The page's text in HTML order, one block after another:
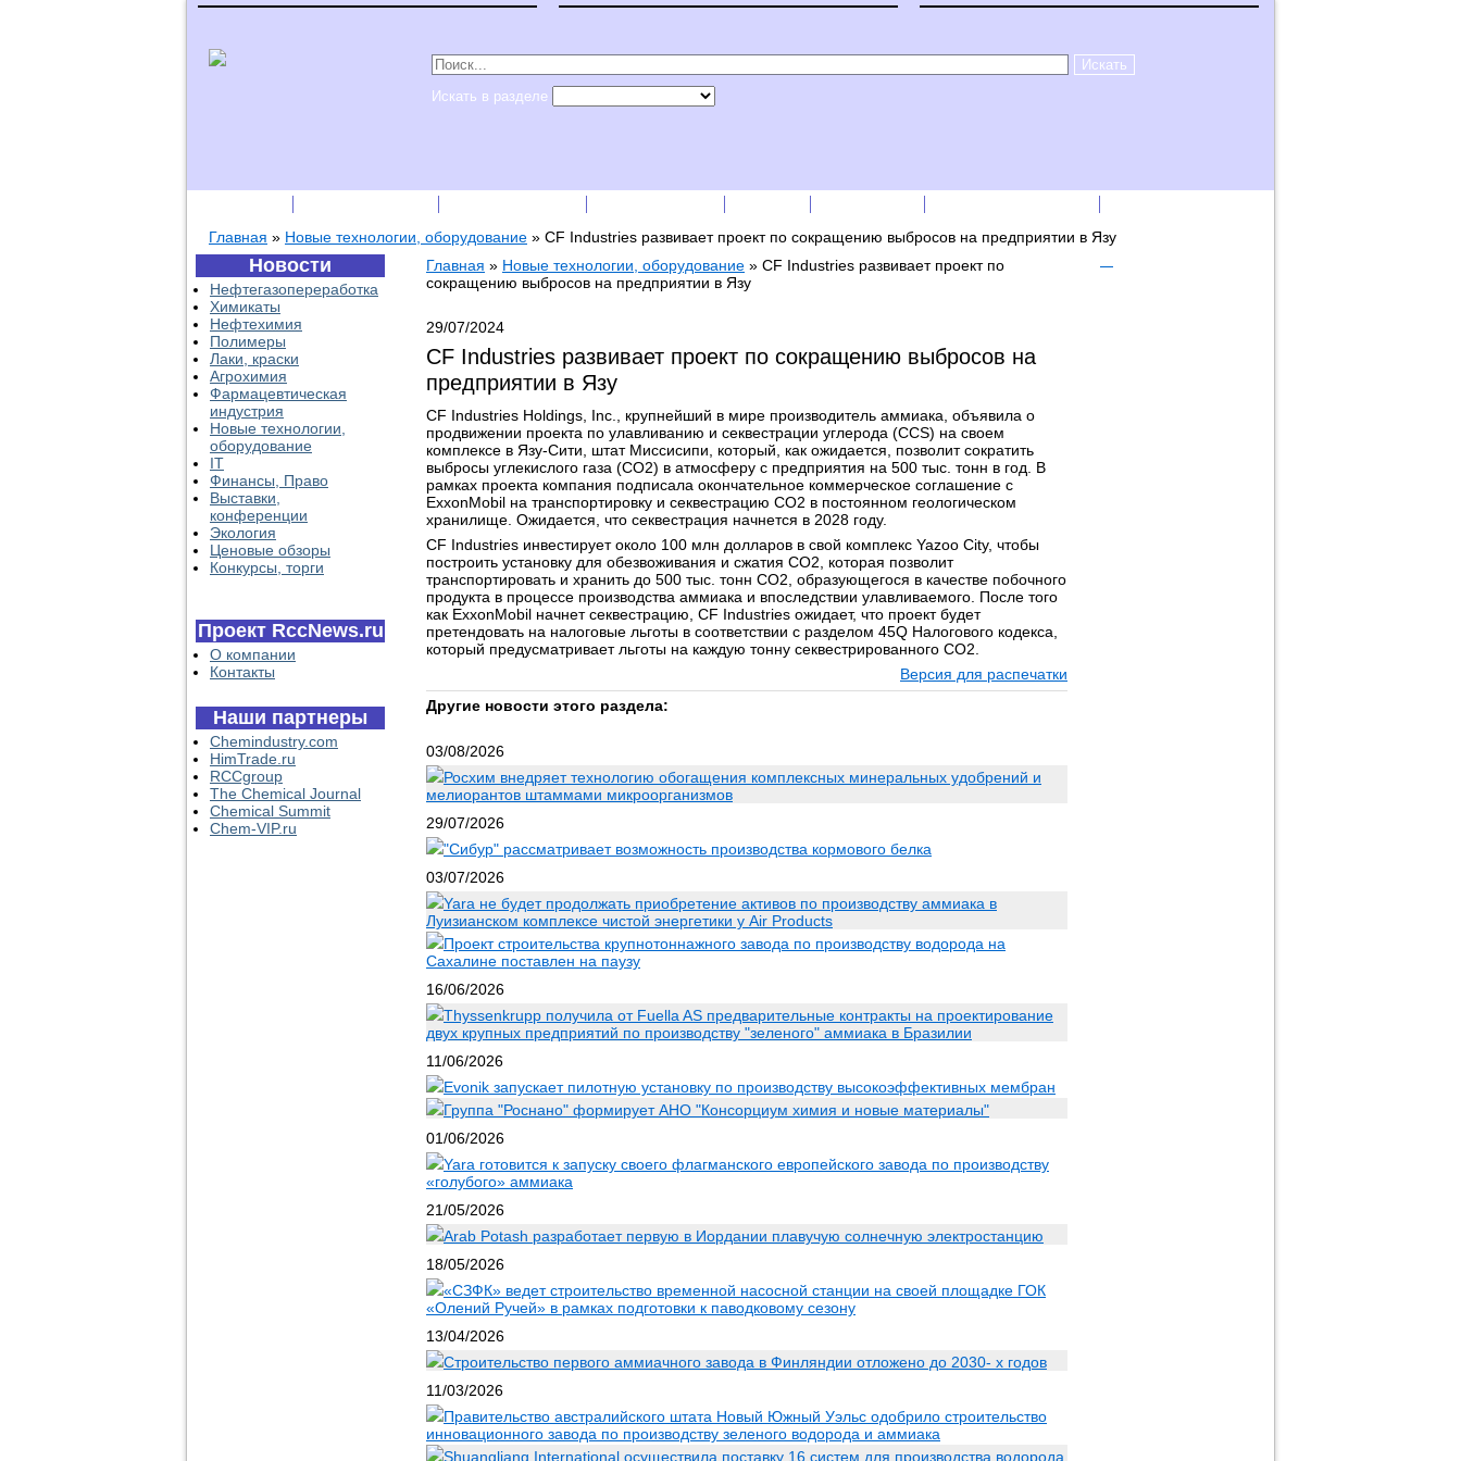
Искать в разделе
Главная » Новые технологии, оборудование » CF Industries развивает проект по сокращению выбросов на предприятии в Язу
Новости
Нефтегазопереработка
Химикаты
Нефтехимия
Полимеры
Лаки, краски
Агрохимия
Фармацевтическая
индустрия
Новые технологии,
оборудование
IT
Финансы, Право
Выставки,
конференции
Экология
Ценовые обзоры
Конкурсы, торги
Проект RccNews.ru
О компании
Контакты
Наши партнеры
Chemindustry.com
HimTrade.ru
RCCgroup
The Chemical Journal
Chemical Summit
Chem-VIP.ru
Главная » Новые технологии, оборудование » CF Industries развивает проект по
сокращению выбросов на предприятии в Язу
29/07/2024
CF Industries развивает проект по сокращению выбросов на
предприятии в Язу
CF Industries Holdings, Inc., крупнейший в мире производитель аммиака, объявила о
продвижении проекта по улавливанию и секвестрации углерода (CCS) на своем
комплексе в Язу-Сити, штат Миссисипи, который, как ожидается, позволит сократить
выбросы углекислого газа (CO2) в атмосферу с предприятия на 500 тыс. тонн в год. В
рамках проекта компания подписала окончательное коммерческое соглашение с
ExxonMobil на транспортировку и секвестрацию CO2 в постоянном геологическом
хранилище. Ожидается, что секвестрация начнется в 2028 году.
CF Industries инвестирует около 100 млн долларов в свой комплекс Yazoo City, чтобы
построить установку для обезвоживания и сжатия CO2, которая позволит
транспортировать и хранить до 500 тыс. тонн CO2, образующегося в качестве побочного
продукта в процессе производства аммиака и впоследствии улавливаемого. После того
как ExxonMobil начнет секвестрацию, CF Industries ожидает, что проект будет
претендовать на налоговые льготы в соответствии с разделом 45Q Налогового кодекса,
который предусматривает льготы на каждую тонну секвестрированного CO2.
Версия для распечатки
Другие новости этого раздела:
03/08/2026
Росхим внедряет технологию обогащения комплексных минеральных удобрений и
мелиорантов штаммами микроорганизмов
29/07/2026
"Сибур" рассматривает возможность производства кормового белка
03/07/2026
Yara не будет продолжать приобретение активов по производству аммиака в
Луизианском комплексе чистой энергетики у Air Products
Проект строительства крупнотоннажного завода по производству водорода на
Сахалине поставлен на паузу
16/06/2026
Thyssenkrupp получила от Fuella AS предварительные контракты на проектирование
двух крупных предприятий по производству "зеленого" аммиака в Бразилии
11/06/2026
Evonik запускает пилотную установку по производству высокоэффективных мембран
Группа "Роснано" формирует АНО "Консорциум химия и новые материалы"
01/06/2026
Yara готовится к запуску своего флагманского европейского завода по производству
«голубого» аммиака
21/05/2026
Arab Potash разработает первую в Иордании плавучую солнечную электростанцию
18/05/2026
«СЗФК» ведет строительство временной насосной станции на своей площадке ГОК
«Олений Ручей» в рамках подготовки к паводковому сезону
13/04/2026
Строительство первого аммиачного завода в Финляндии отложено до 2030- х годов
11/03/2026
Правительство австралийского штата Новый Южный Уэльс одобрило строительство
инновационного завода по производству зеленого водорода и аммиака
Shuangliang International осуществила поставку 16 систем для производства водорода